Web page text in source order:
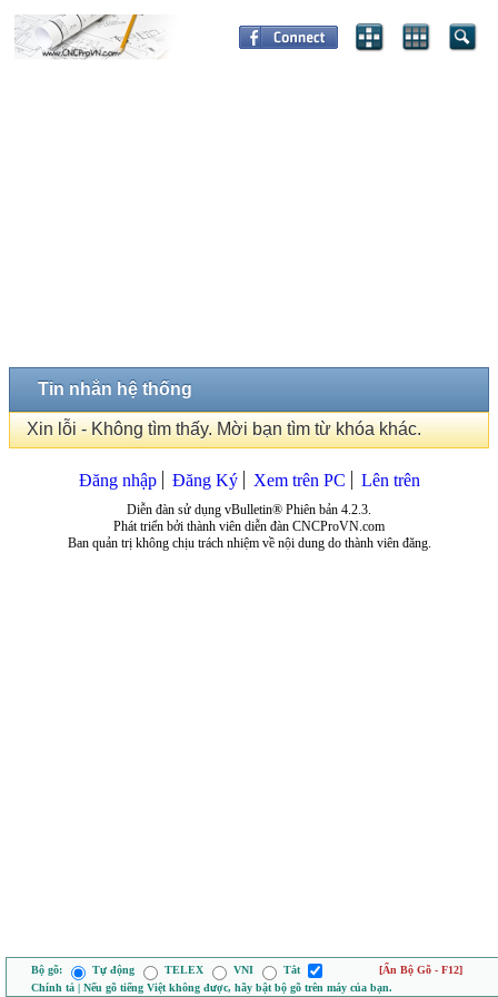
Tin nhắn hệ thống
Xin lỗi - Không tìm thấy. Mời bạn tìm từ khóa khác.
Đăng nhập Đăng Ký Xem trên PC Lên trên
Diễn đàn sử dụng vBulletin® Phiên bản 4.2.3.
Phát triển bởi thành viên diễn đàn CNCProVN.com
Ban quản trị không chịu trách nhiệm về nội dung do thành viên đăng.
Bộ gõ: Tự động TELEX VNI Tắt
[Ẩn Bộ Gõ - F12]
Chính tả | Nếu gõ tiếng Việt không được, hãy bật bộ gõ trên máy của bạn.